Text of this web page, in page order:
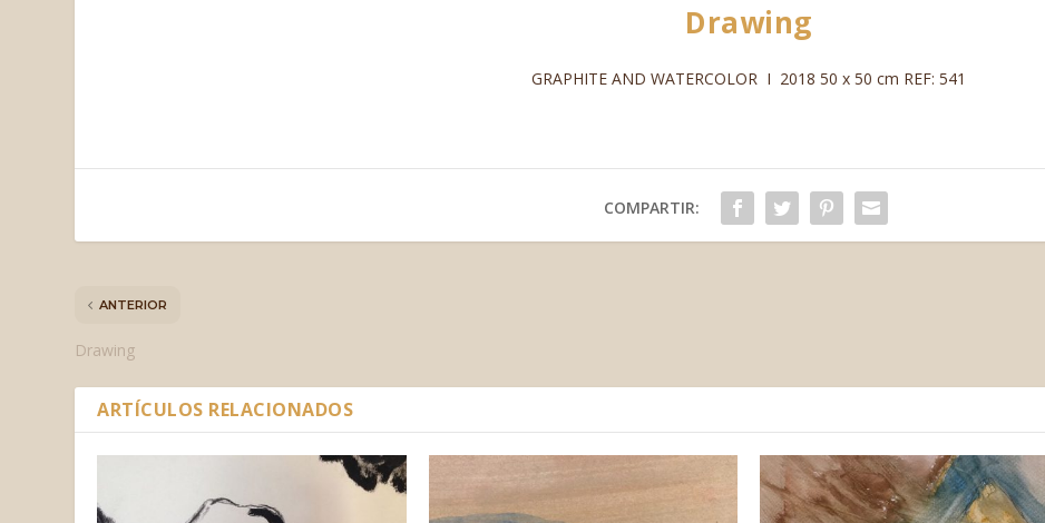
Drawing
GRAPHITE AND WATERCOLOR I 2018 50 x 50 cm REF: 541
COMPARTIR:
ANTERIOR
Drawing
ARTÍCULOS RELACIONADOS